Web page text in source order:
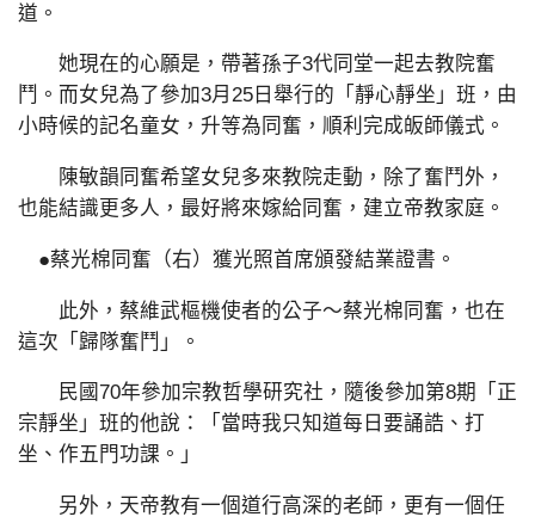
道。
她現在的心願是，帶著孫子3代同堂一起去教院奮
鬥。而女兒為了參加3月25日舉行的「靜心靜坐」班，由
小時候的記名童女，升等為同奮，順利完成皈師儀式。
陳敏韻同奮希望女兒多來教院走動，除了奮鬥外，
也能結識更多人，最好將來嫁給同奮，建立帝教家庭。
●蔡光棉同奮（右）獲光照首席頒發結業證書。
此外，蔡維武樞機使者的公子～蔡光棉同奮，也在
這次「歸隊奮鬥」。
民國70年參加宗教哲學研究社，隨後參加第8期「正
宗靜坐」班的他說：「當時我只知道每日要誦誥、打
坐、作五門功課。」
另外，天帝教有一個道行高深的老師，更有一個任